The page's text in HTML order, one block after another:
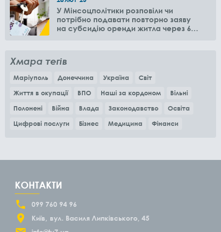
У Мінсоцполітики розповіли чи
потрібно подавати повторно заяву
на субсидію оренди житла через 6
Хмара тегів
Маріуполь Донеччина Україна
Світ
Життя в окупації
ВПО Наші за кордоном
Вільні
Полонені
Війна Влада Законодавство
Освіта
Цифрові послуги
Бізнес Медицина Фінанси
КОНТАКТИ
099 760 94 96
Київ
вул. Василя Липківського, 45